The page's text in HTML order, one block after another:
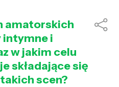
amatorskich
intymne i
w jakim celu
składające się
scen?